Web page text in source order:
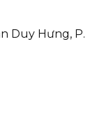
Duy Hưng, P.